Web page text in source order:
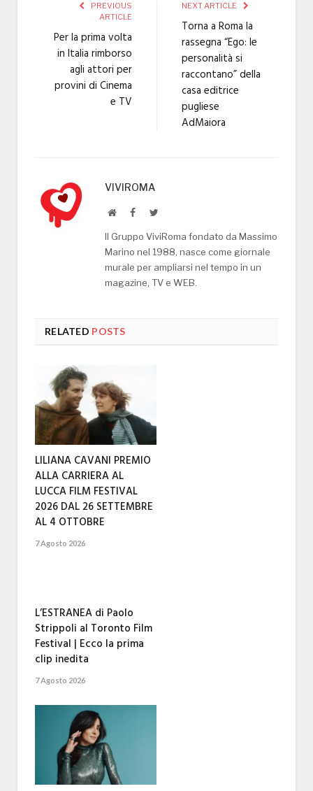
PREVIOUS
ARTICLE
Per la prima volta
in Italia rimborso
agli attori per
provini di Cinema
e TV
NEXT ARTICLE
Torna a Roma la
rassegna “Ego: le
personalità si
raccontano” della
casa editrice
pugliese
AdMaiora
VIVIROMA
WebsiteFacebookTwitter
Il Gruppo ViviRoma fondato da Massimo
Marino nel 1988, nasce come giornale
murale per ampliarsi nel tempo in un
magazine, TV e WEB.
RELATED POSTS
LILIANA CAVANI PREMIO
ALLA CARRIERA AL
LUCCA FILM FESTIVAL
2026 DAL 26 SETTEMBRE
AL 4 OTTOBRE
7 Agosto 2026
L’ESTRANEA di Paolo
Strippoli al Toronto Film
Festival | Ecco la prima
clip inedita
7 Agosto 2026